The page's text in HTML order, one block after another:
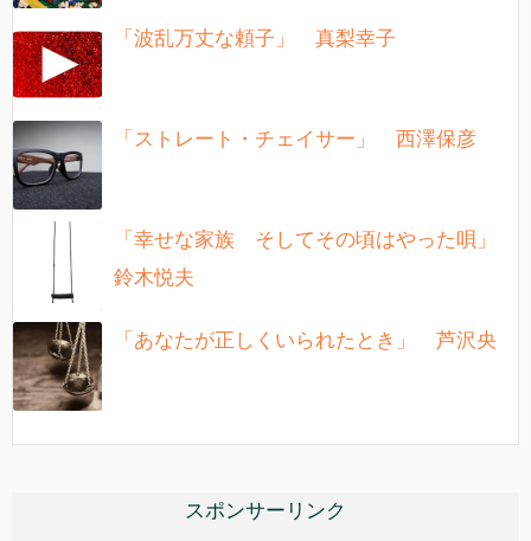
「波乱万丈な頼子」 真梨幸子
「ストレート・チェイサー」 西澤保彦
「幸せな家族 そしてその頃はやった唄」
鈴木悦夫
「あなたが正しくいられたとき」 芦沢央
スポンサーリンク